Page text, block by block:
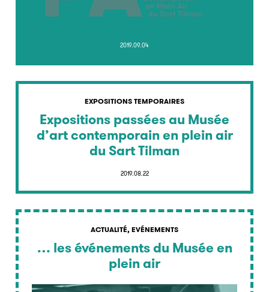
2019.09.04
EXPOSITIONS TEMPORAIRES
Expositions passées au Musée
d’art contemporain en plein air
du Sart Tilman
2019.08.22
ACTUALITÉ, EVÉNEMENTS
… les événements du Musée en
plein air